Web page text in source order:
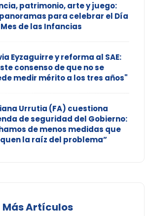
patrimonio, arte y juego:
para celebrar el Día
de las Infancias
Eyzaguirre y reforma al SAE:
consenso de que no se
medir mérito a los tres años"
Urrutia (FA) cuestiona
de seguridad del Gobierno:
de menos medidas que
la raíz del problema”
Más Artículos